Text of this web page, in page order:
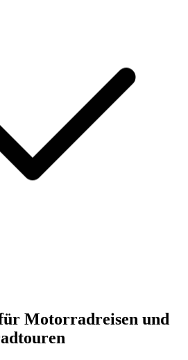
Motorradreisen und